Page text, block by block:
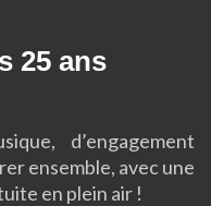
25 ans
d’engagement
ensemble, avec une
en plein air !